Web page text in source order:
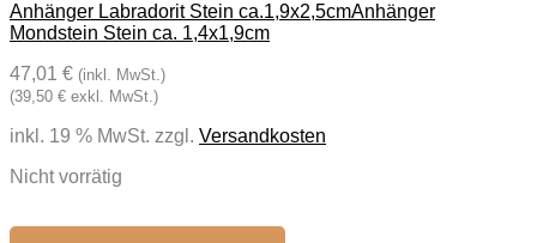
Anhänger Labradorit Stein ca.1,9x2,5cmAnhänger
Mondstein Stein ca. 1,4x1,9cm
47,01 € (inkl. MwSt.)
(39,50 € exkl. MwSt.)
inkl. 19 % MwSt. zzgl. Versandkosten
Nicht vorrätig